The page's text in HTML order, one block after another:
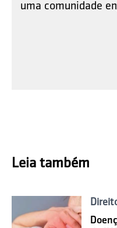
uma comunidade
Leia também